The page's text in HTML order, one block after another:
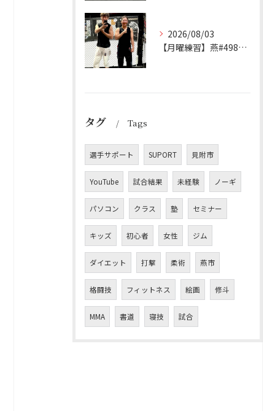
2026/08/03
【月曜練習】燕#4982見附#491
タグ Tags
選手サポート SUPORT 見附市
YouTube 試合結果 未経験 ノーギ
パソコン クラス 塾 セミナー
キッズ 初心者 女性 ジム
ダイエット 打撃 柔術 燕市
格闘技 フィットネス 絵画 修斗
MMA 書道 寝技 試合